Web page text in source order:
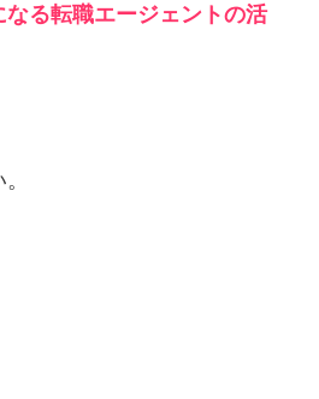
る転職エージェントの活